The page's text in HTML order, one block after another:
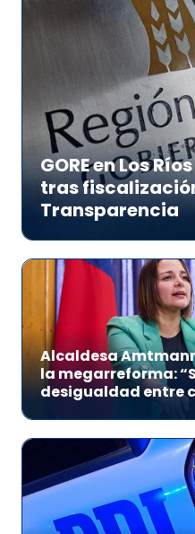
GORE en Los
tras
Transparencia
Alcaldesa
la megarreforma:
desigualdad entre